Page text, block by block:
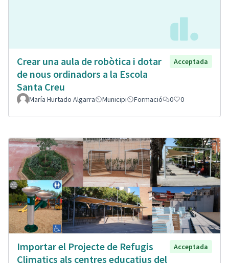
Crear una aula de robòtica i dotar
de nous ordinadors a la Escola
Santa Creu
Acceptada
María Hurtado Algarra Municipi Formació 0 0
Importar el Projecte de Refugis
Climatics als centres educatius del
Acceptada